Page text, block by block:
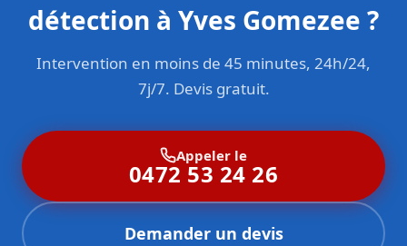
détection à Yves Gomezee ?
Intervention en moins de 45 minutes, 24h/24,
7j/7. Devis gratuit.
Appeler le
0472 53 24 26
Demander un devis